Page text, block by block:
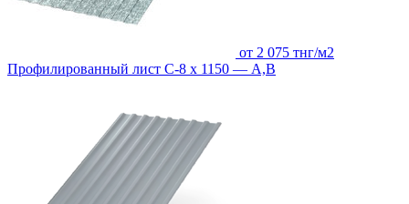
от 2 075 тнг/м2
Профилированный лист С-8 х 1150 — A,B